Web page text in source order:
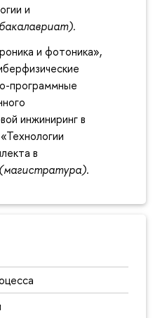
и
и фотоника»,
программные
инжиниринг в
в
(магистратура).